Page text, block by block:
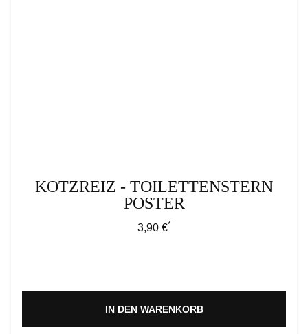
KOTZREIZ - TOILETTENSTERN
POSTER
Regulärer Preis:
3,90 €*
IN DEN WARENKORB